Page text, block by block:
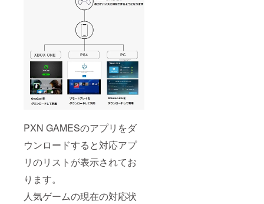
PXN GAMESのアプリをダ
ウンロードすると対応アプ
リのリストが表示されてお
ります。
人気ゲームの現在の対応状